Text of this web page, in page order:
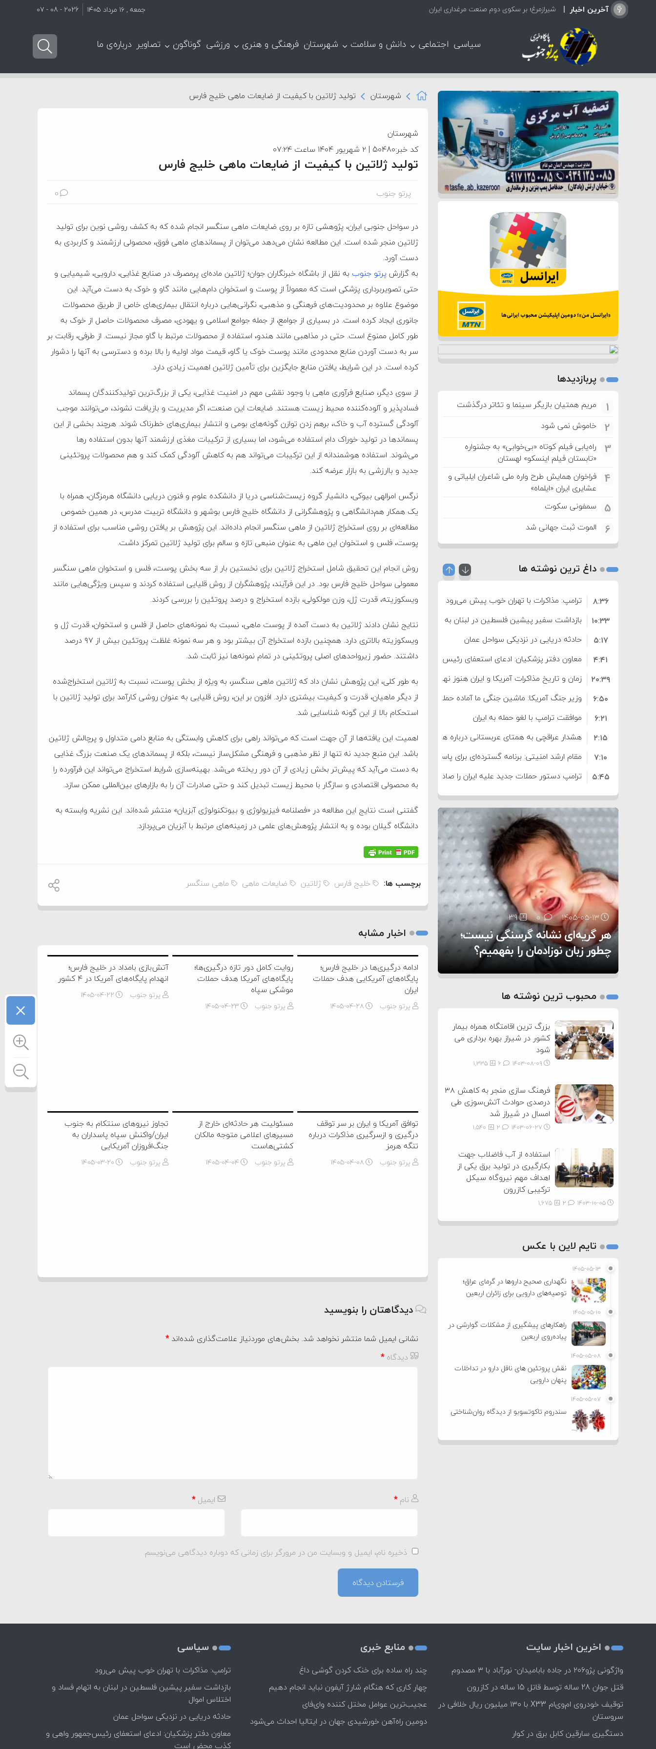
آخرین اخبار شیرازمرغ؛ بر سکوی دوم صنعت مرغداری ایران جمعه , ۱۶ مرداد ۱۴۰۵ 2026 - 08 - 07
سیاسی اجتماعی دانش و سلامت شهرستان فرهنگی و هنری ورزشی گوناگون تصاویر درباره‌ی ما
شهرستان تولید ژلاتین با کیفیت از ضایعات ماهی خلیج فارس
شهرستان
کد خبر:50480 | ۲ شهریور ۱۴۰۴ ساعت ۰۷:۲۴
تولید ژلاتین با کیفیت از ضایعات ماهی خلیج فارس
پرتو جنوب 0
در سواحل جنوبی ایران، پژوهشی تازه بر روی ضایعات ماهی سنگسر انجام شده که به کشف روشی نوین برای تولید
ژلاتین منجر شده است. این مطالعه نشان می‌دهد می‌توان از پسماند‌های ماهی فوق، محصولی ارزشمند و کاربردی به
دست آورد.
به گزارش پرتو جنوب به نقل از باشگاه خبرنگاران جوان؛ ژلاتین ماده‌ای پرمصرف در صنایع غذایی، دارویی، شیمیایی و
حتی تصویربرداری پزشکی است که معمولاً از پوست و استخوان دام‌هایی مانند گاو و خوک به دست می‌آید. این
موضوع علاوه بر محدودیت‌های فرهنگی و مذهبی، نگرانی‌هایی درباره انتقال بیماری‌های خاص از طریق محصولات
جانوری ایجاد کرده است. در بسیاری از جوامع، از جمله جوامع اسلامی و یهودی، مصرف محصولات حاصل از خوک به
طور کامل ممنوع است. حتی در مذاهبی مانند هندو، استفاده از محصولات مرتبط با گاو مجاز نیست. از طرفی، رقابت بر
سر به دست آوردن منابع محدودی مانند پوست خوک یا گاو، قیمت مواد اولیه را بالا برده و دسترسی به آنها را دشوار
کرده است. در این شرایط، یافتن منابع جایگزین برای تأمین ژلاتین اهمیت زیادی دارد.
از سوی دیگر، صنایع فرآوری ماهی با وجود نقشی مهم در امنیت غذایی، یکی از بزرگ‌ترین تولیدکنندگان پسماند
فسادپذیر و آلوده‌کننده محیط زیست هستند. ضایعات این صنعت، اگر مدیریت و بازیافت نشوند، می‌توانند موجب
آلودگی گسترده آب و خاک، برهم زدن توازن گونه‌های بومی و انتشار بیماری‌های خطرناک شوند. هرچند بخشی از این
پسماند‌ها در تولید خوراک دام استفاده می‌شود، اما بسیاری از ترکیبات مغذی ارزشمند آنها بدون استفاده رها
می‌شوند. استفاده هوشمندانه از این ترکیبات می‌تواند هم به کاهش آلودگی کمک کند و هم محصولات پروتئینی
جدید و باارزشی به بازار عرضه کند.
نرگس امرالهی بیوکی، دانشیار گروه زیست‌شناسی دریا از دانشکده علوم و فنون دریایی دانشگاه هرمزگان، همراه با
یک همکار هم‌دانشگاهی و پژوهشگرانی از دانشگاه خلیج فارس بوشهر و دانشگاه تربیت مدرس، در همین خصوص
مطالعه‌ای بر روی استخراج ژلاتین از ماهی سنگسر انجام داده‌اند. این پژوهش بر یافتن روشی مناسب برای استفاده از
پوست، فلس و استخوان این ماهی به عنوان منبعی تازه و سالم برای تولید ژلاتین تمرکز داشت.
روش انجام این تحقیق شامل استخراج ژلاتین برای نخستین بار از سه بخش پوست، فلس و استخوان ماهی سنگسر
معمولی سواحل خلیج فارس بود. در این فرآیند، پژوهشگران از روش قلیایی استفاده کردند و سپس ویژگی‌هایی مانند
ویسکوزیته، قدرت ژل، وزن مولکولی، بازده استخراج و درصد پروتئین را بررسی کردند.
نتایج نشان دادند ژلاتین به دست آمده از پوست ماهی، نسبت به نمونه‌های حاصل از فلس و استخوان، قدرت ژل و
ویسکوزیته بالاتری دارد. همچنین بازده استخراج آن بیشتر بود و هر سه نمونه غلظت پروتئین بیش از ۹۷ درصد
داشتند. حضور زیرواحد‌های اصلی پروتئینی در تمام نمونه‌ها نیز ثابت شد.
به طور کلی، این پژوهش نشان داد که ژلاتین ماهی سنگسر، به ویژه از بخش پوست، نسبت به ژلاتین استخراج‌شده
از دیگر ماهیان، قدرت و کیفیت بیشتری دارد. افزون بر این، روش قلیایی به عنوان روشی کارآمد برای تولید ژلاتین با
استحکام بالا از این گونه شناسایی شد.
اهمیت این یافته‌ها از آن جهت است که می‌تواند راهی برای کاهش وابستگی به منابع دامی متداول و پرچالش ژلاتین
باشد. این منبع جدید نه تنها از نظر مذهبی و فرهنگی مشکل‌ساز نیست، بلکه از پسماند‌های یک صنعت بزرگ غذایی
به دست می‌آید که پیش‌تر بخش زیادی از آن دور ریخته می‌شد. بهینه‌سازی شرایط استخراج می‌تواند این فرآورده را
به محصولی اقتصادی و سازگار با محیط زیست تبدیل کند و حتی صادرات آن را به بازار‌های بین‌المللی ممکن سازد.
گفتنی است نتایج این مطالعه در «فصلنامه فیزیولوژی و بیوتکنولوژی آبزیان» منتشر شده‌اند. این نشریه وابسته به
دانشگاه گیلان بوده و به انتشار پژوهش‌های علمی در زمینه‌های مرتبط با آبزیان می‌پردازد.
برچسب ها: خلیج فارس ژلاتین ضایعات ماهی ماهی سنگسر
اخبار مشابه
ادامه درگیری‌ها در خلیج فارس؛
پایگاه‌های آمریکایی هدف حملات
ایران
پرتو جنوب ۱۴۰۵-۰۴-۲۸
روایت کامل دور تازه درگیری‌ها؛
پایگاه‌های آمریکا هدف حملات
موشکی سپاه
پرتو جنوب ۱۴۰۵-۰۴-۲۳
آتش‌بازی بامداد در خلیج فارس؛
انهدام پایگاه‌های آمریکا در ۴ کشور
پرتو جنوب ۱۴۰۵-۰۴-۲۲
توافق آمریکا و ایران بر سر توقف
درگیری و ازسرگیری مذاکرات درباره
تنگه هرمز
پرتو جنوب ۱۴۰۵-۰۴-۰۸
مسئولیت هر حادثه‌ای خارج از
مسیر‌های اعلامی متوجه مالکان
کشتی‌هاست
پرتو جنوب ۱۴۰۵-۰۴-۰۴
تجاوز نیروهای سنتکام به جنوب
ایران/واکنش سپاه پاسداران به
جنگ‌افروزان آمریکایی
پرتو جنوب ۱۴۰۵-۰۳-۲۰
دیدگاهتان را بنویسید
نشانی ایمیل شما منتشر نخواهد شد. بخش‌های موردنیاز علامت‌گذاری شده‌اند*
دیدگاه*
نام* ایمیل*
ذخیره نام، ایمیل و وبسایت من در مرورگر برای زمانی که دوباره دیدگاهی می‌نویسم.
پربازدیدها
1 مریم همتیان بازیگر سینما و تئاتر درگذشت
2 خاموش نمی شود
3
راه‌یابی فیلم کوتاه «بی‌خوابی» به جشنواره
«تابستان فیلم اینسکو» لهستان
4
فراخوان همایش طرح واره ملی شاعران ایلیاتی و
عشایری ایران «ایلماه»
5 سمفونی سکوت
6 الموت ثبت جهانی شد
داغ ترین نوشته ها
ترامپ: مذاکرات با تهران خوب پیش می‌رود
۸:۳۶
بازداشت سفیر پیشین فلسطین در لبنان به اتهام فساد و اختلاس اموال
۱۰:۳۳
حادثه دریایی در نزدیکی سواحل عمان
۵:۱۷
معاون دفتر پزشکیان: ادعای استعفای رئیس‌جمهور واهی و کذب محض
است
۴:۴۱
زمان و تاریخ مذاکرات آمریکا و ایران هنوز نهایی نشده است
۲۰:۳۹
وزیر جنگ آمریکا: ماشین جنگی ما آماده حمله نظامی علیه ایران است
۶:۵۰
موافقت ترامپ با لغو حمله به ایران
۶:۲۱
هشدار عراقچی به همتای عربستانی درباره همراهی با آمریکا
۲:۱۵
مقام ارشد امنیتی: برنامه گسترده‌ای برای پاسخ به دیوانگی آمریکا داریم
۷:۱۰
ترامپ دستور حملات جدید علیه ایران را صادر کرد
۵:۴۵
سپاه: دو نفتکش متخلف مورد اصابت قرار گرفته و متوقف شدند
۱۲:۵۹
ترامپ مدعی توافق تاریخی برای خلع سلاح کامل حماس شد
۸:۵۷
اعتراض عراقچی به همتای بلغارستانی به دلیل کمک به آمریکا در حملات به
ایران
۱۶:۱۹
کشورهایی که به متجاوزان کمک می کنند پاسخ سختی خواهند گرفت
۱۰:۱۵
سنتکام پایان تجاوز جدید به ایران را اعلام کرد
۶:۰۵
۱۴۰۵-۰۵-۱۳ 0
39
هر گریه‌ای نشانه گرسنگی نیست؛
چطور زبان نوزادمان را بفهمیم؟
۱۴۰۵-۰۵-۱۲ 0
28
تغذیه پدر می‌تواند بر سلامت نوزاد
تأثیر بگذارد
۱۴۰۵-۰۵-۱۲ 0
13
روی دیگر زندگی
2
محبوب ترین نوشته ها
بزرگ ترین اقامتگاه همراه بیمار
کشور در شیراز بهره برداری می
شود
۱۴۰۳-۰۸-۰۹ 1,335
فرهنگ سازی منجر به کاهش ۳۸
درصدی حوادث آتش‌سوزی طی
امسال در شیراز شد
۱۴۰۳-۰۶-۲۷ 1,540
استفاده از آب فاضلاب جهت
بکارگیری در تولید برق یکی از
اهداف مهم نیروگاه سیکل
ترکیبی کازرون
۱۴۰۳-۱۰-۰۵ 1,675
تایم لاین با عکس
۱۴۰۵-۰۵-۱۳
نگهداری صحیح داروها در گرمای عراق؛
توصیه‌های دارویی برای زائران اربعین
۱۴۰۵-۰۵-۱۰
راهکارهای پیشگیری از مشکلات گوارشی در
پیاده‌روی اربعین
۱۴۰۵-۰۵-۰۸
نقش پروتئین های ناقل دارو در تداخلات
پنهان دارویی
۱۴۰۵-۰۵-۰۷
سندروم تاکوتسوبو از دیدگاه روان‌شناختی
×
اخرین اخبار سایت
واژگونی پژو۲۰۶ در جاده بابامیدان- نورآباد با ۳ مصدوم
قتل جوان 28 ساله توسط قاتل 15 ساله در کازرون
توقیف خودروی ام‌وی‌ام X33 با ۱۳۰ میلیون ریال خلافی در
سروستان
دستگیری سارقین کابل برق در کوار
منابع خبری
چند راه‌ ساده برای خنک کردن گوشی داغ
چهار کاری که هنگام شارژ آیفون نباید انجام دهیم
عجیب‌ترین عوامل مختل کننده وای‌فای
دومین راه‌آهن خورشیدی جهان در ایتالیا احداث می‌شود
سیاسی
ترامپ: مذاکرات با تهران خوب پیش می‌رود
بازداشت سفیر پیشین فلسطین در لبنان به اتهام فساد و
اختلاس اموال
حادثه دریایی در نزدیکی سواحل عمان
معاون دفتر پزشکیان: ادعای استعفای رئیس‌جمهور واهی و
کذب محض است